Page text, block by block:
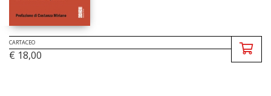
CARTACEO
€ 18,00